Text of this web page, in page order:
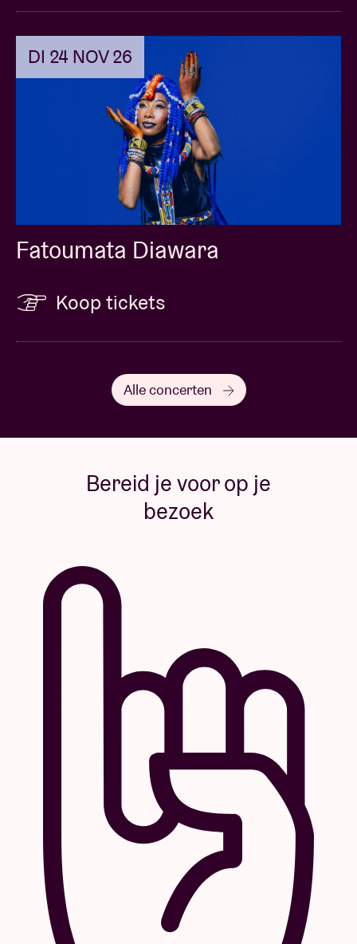
DI 24 NOV 26
Fatoumata Diawara
Koop tickets
Alle concerten
Bereid je voor op je
bezoek